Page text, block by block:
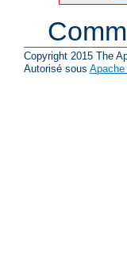
Copyright 2015 The
Autorisé sous